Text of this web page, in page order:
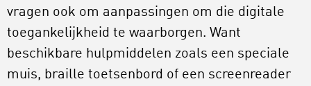
vragen ook om aanpassingen om die digitale
toegankelijkheid te waarborgen. Want
beschikbare hulpmiddelen zoals een speciale
muis, braille toetsenbord of een screenreader